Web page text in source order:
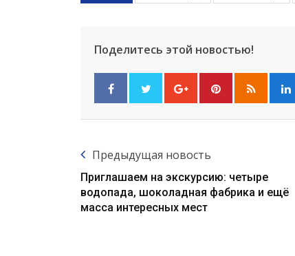
Поделитесь этой новостью!
Предыдущая новость
Приглашаем на экскурсию: четыре
водопада, шоколадная фабрика и ещё
масса интересных мест